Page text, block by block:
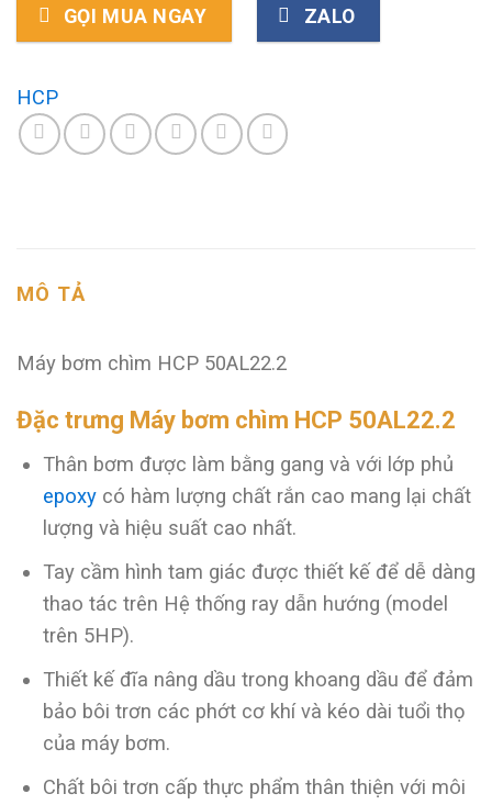
GỌI MUA NGAY ZALO
HCP
MÔ TẢ
Máy bơm chìm HCP 50AL22.2
Đặc trưng Máy bơm chìm HCP 50AL22.2
Thân bơm được làm bằng gang và với lớp phủ
epoxycó hàm lượng chất rắn cao mang lại chất
lượng và hiệu suất cao nhất.
Tay cầm hình tam giác được thiết kế để dễ dàng
thao tác trên Hệ thống ray dẫn hướng (model
trên 5HP).
Thiết kế đĩa nâng dầu trong khoang dầu để đảm
bảo bôi trơn các phớt cơ khí và kéo dài tuổi thọ
của máy bơm.
Chất bôi trơn cấp thực phẩm thân thiện với môi